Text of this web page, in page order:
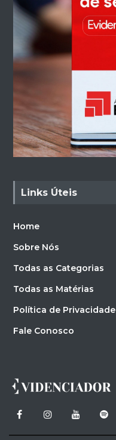
Links Úteis
Home
Sobre Nós
Todas as Categorias
Todas as Matérias
Política de Privacidade
Fale Conosco